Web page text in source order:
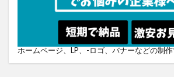
ホームページ、LP、-ロゴ、バナーなどの制